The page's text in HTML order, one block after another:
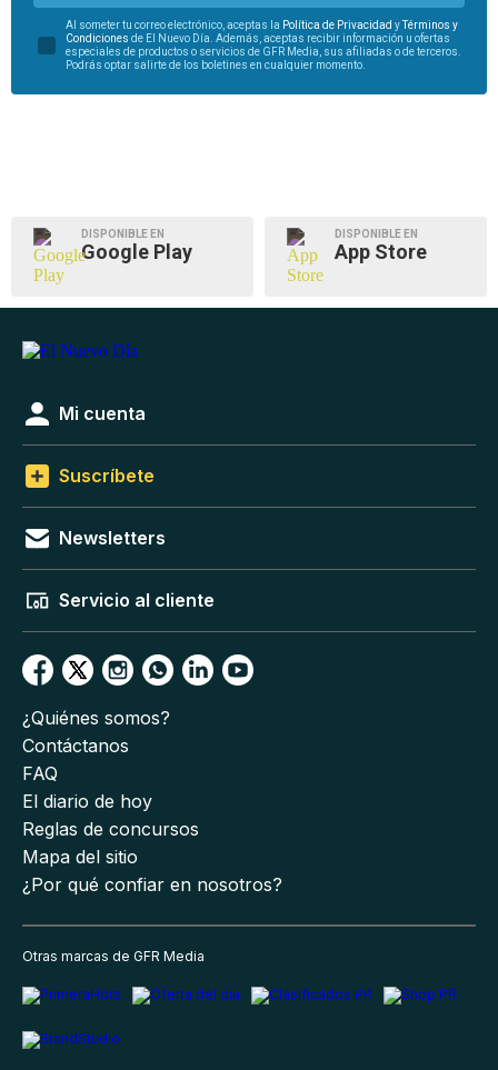
Al someter tu correo electrónico, aceptas la Política de Privacidad yTérminos y
Condiciones de El Nuevo Día. Además, aceptas recibir información u ofertas
especiales de productos o servicios de GFR Media, sus afiliadas o de terceros.
Podrás optar salirte de los boletines en cualquier momento.
DISPONIBLE EN
Google Play
DISPONIBLE EN
App Store
Mi cuenta
Suscríbete
Newsletters
Servicio al cliente
¿Quiénes somos?
Contáctanos
FAQ
El diario de hoy
Reglas de concursos
Mapa del sitio
¿Por qué confiar en nosotros?
Otras marcas de GFR Media